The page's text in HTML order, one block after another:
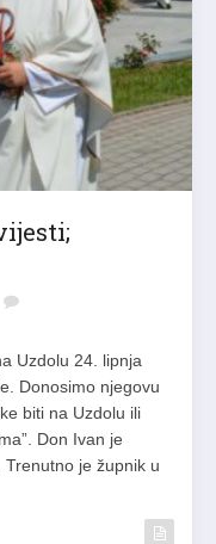
Uzdolu 24. lipnja
Donosimo njegovu
biti na Uzdolu ili
Don Ivan je
je župnik u